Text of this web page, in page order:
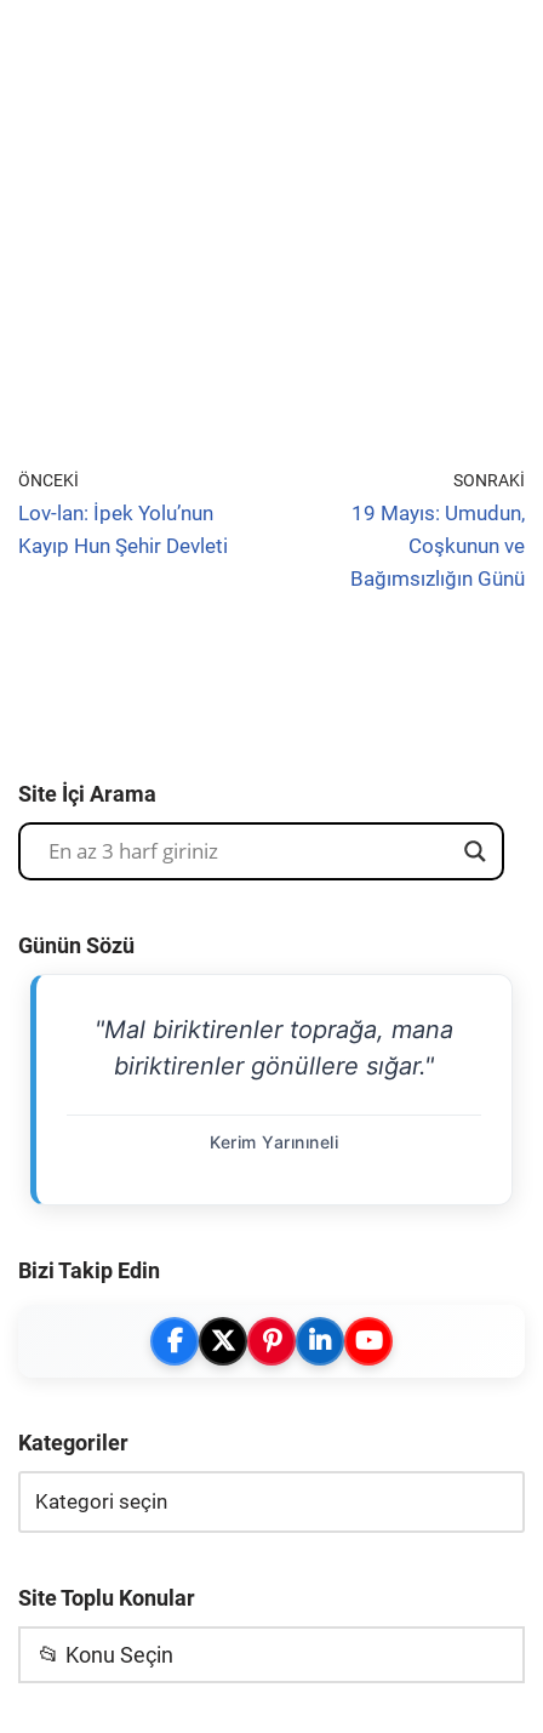
ÖNCEKI
Lov-lan: İpek Yolu’nun
Kayıp Hun Şehir Devleti
SONRAKI
19 Mayıs: Umudun,
Coşkunun ve
Bağımsızlığın Günü
Site İçi Arama
Günün Sözü
"Mal biriktirenler toprağa, mana
biriktirenler gönüllere sığar."
Kerim Yarınıneli
Bizi Takip Edin
Kategoriler
Site Toplu Konular
📂 Konu Seçin